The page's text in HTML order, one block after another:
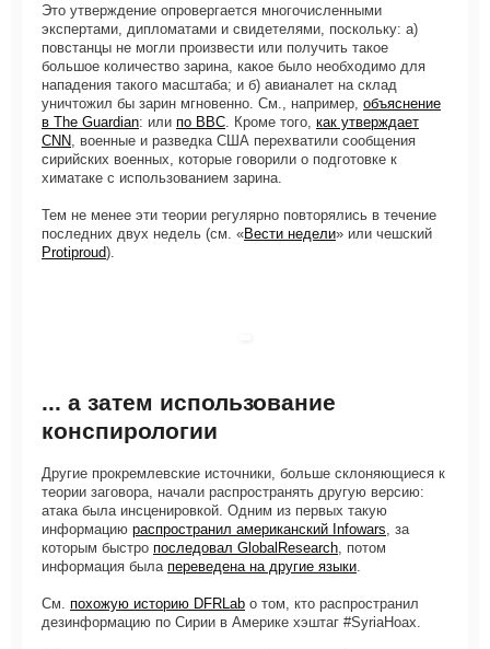
Это утверждение опровергается многочисленными
экспертами, дипломатами и свидетелями, поскольку: а)
повстанцы не могли произвести или получить такое
большое количество зарина, какое было необходимо для
нападения такого масштаба; и б) авианалет на склад
уничтожил бы зарин мгновенно. См., например, объяснение
в The Guardian: или по BBC . Кроме того, как утверждает
CNN , военные и разведка США перехватили сообщения
сирийских военных, которые говорили о подготовке к
химатаке с использованием зарина.
Тем не менее эти теории регулярно повторялись в течение
последних двух недель (см. «Вести недели» или чешский
Protiproud).
... а затем использование
конспирологии
Другие прокремлевские источники, больше склоняющиеся к
теории заговора, начали распространять другую версию:
атака была инсценировкой. Одним из первых такую
информацию распространил американский Infowars , за
которым быстро последовал GlobalResearch , потом
информация была переведена на другие языки
См. похожую историю DFRLab о том, кто распространил
дезинформацию по Сирии в Америке хэштаг #SyriaHoax.